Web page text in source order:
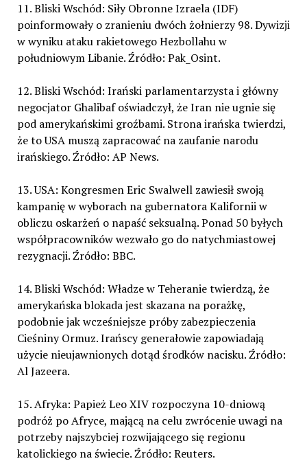
11. Bliski Wschód: Siły Obronne Izraela (IDF)
poinformowały o zranieniu dwóch żołnierzy 98. Dywizji
w wyniku ataku rakietowego Hezbollahu w
południowym Libanie. Źródło: Pak_Osint.
12. Bliski Wschód: Irański parlamentarzysta i główny
negocjator Ghalibaf oświadczył, że Iran nie ugnie się
pod amerykańskimi groźbami. Strona irańska twierdzi,
że to USA muszą zapracować na zaufanie narodu
irańskiego. Źródło: AP News.
13. USA: Kongresmen Eric Swalwell zawiesił swoją
kampanię w wyborach na gubernatora Kalifornii w
obliczu oskarżeń o napaść seksualną. Ponad 50 byłych
współpracowników wezwało go do natychmiastowej
rezygnacji. Źródło: BBC.
14. Bliski Wschód: Władze w Teheranie twierdzą, że
amerykańska blokada jest skazana na porażkę,
podobnie jak wcześniejsze próby zabezpieczenia
Cieśniny Ormuz. Irańscy generałowie zapowiadają
użycie nieujawnionych dotąd środków nacisku. Źródło:
Al Jazeera.
15. Afryka: Papież Leo XIV rozpoczyna 10-dniową
podróż po Afryce, mającą na celu zwrócenie uwagi na
potrzeby najszybciej rozwijającego się regionu
katolickiego na świecie. Źródło: Reuters.